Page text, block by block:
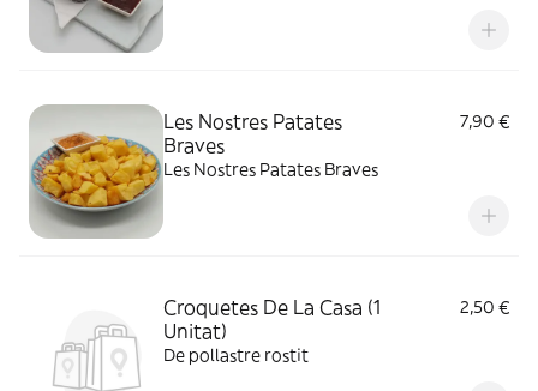
Les Nostres Patates
Braves
7,90 €
Les Nostres Patates Braves
Croquetes De La Casa (1
Unitat)
2,50 €
De pollastre rostit